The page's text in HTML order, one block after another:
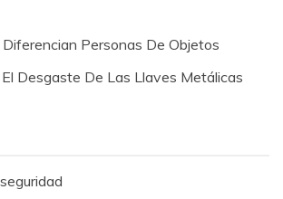
Personas De Objetos
Desgaste De Las Llaves Metálicas